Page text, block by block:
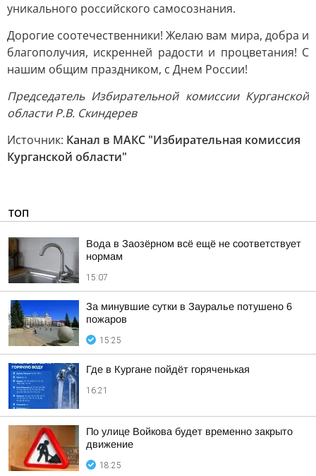
уникального российского самосознания.
Дорогие соотечественники! Желаю вам мира, добра и
благополучия, искренней радости и процветания! С
нашим общим праздником, с Днем России!
Председатель Избирательной комиссии Курганской
области Р.В. Скиндерев
Источник: Канал в МАКС "Избирательная комиссия
Курганской области"
ТОП
Вода в Заозёрном всё ещё не соответствует
нормам
15:07
За минувшие сутки в Зауралье потушено 6
пожаров
15:25
Где в Кургане пойдёт горяченькая
16:21
По улице Войкова будет временно закрыто
движение
18:25